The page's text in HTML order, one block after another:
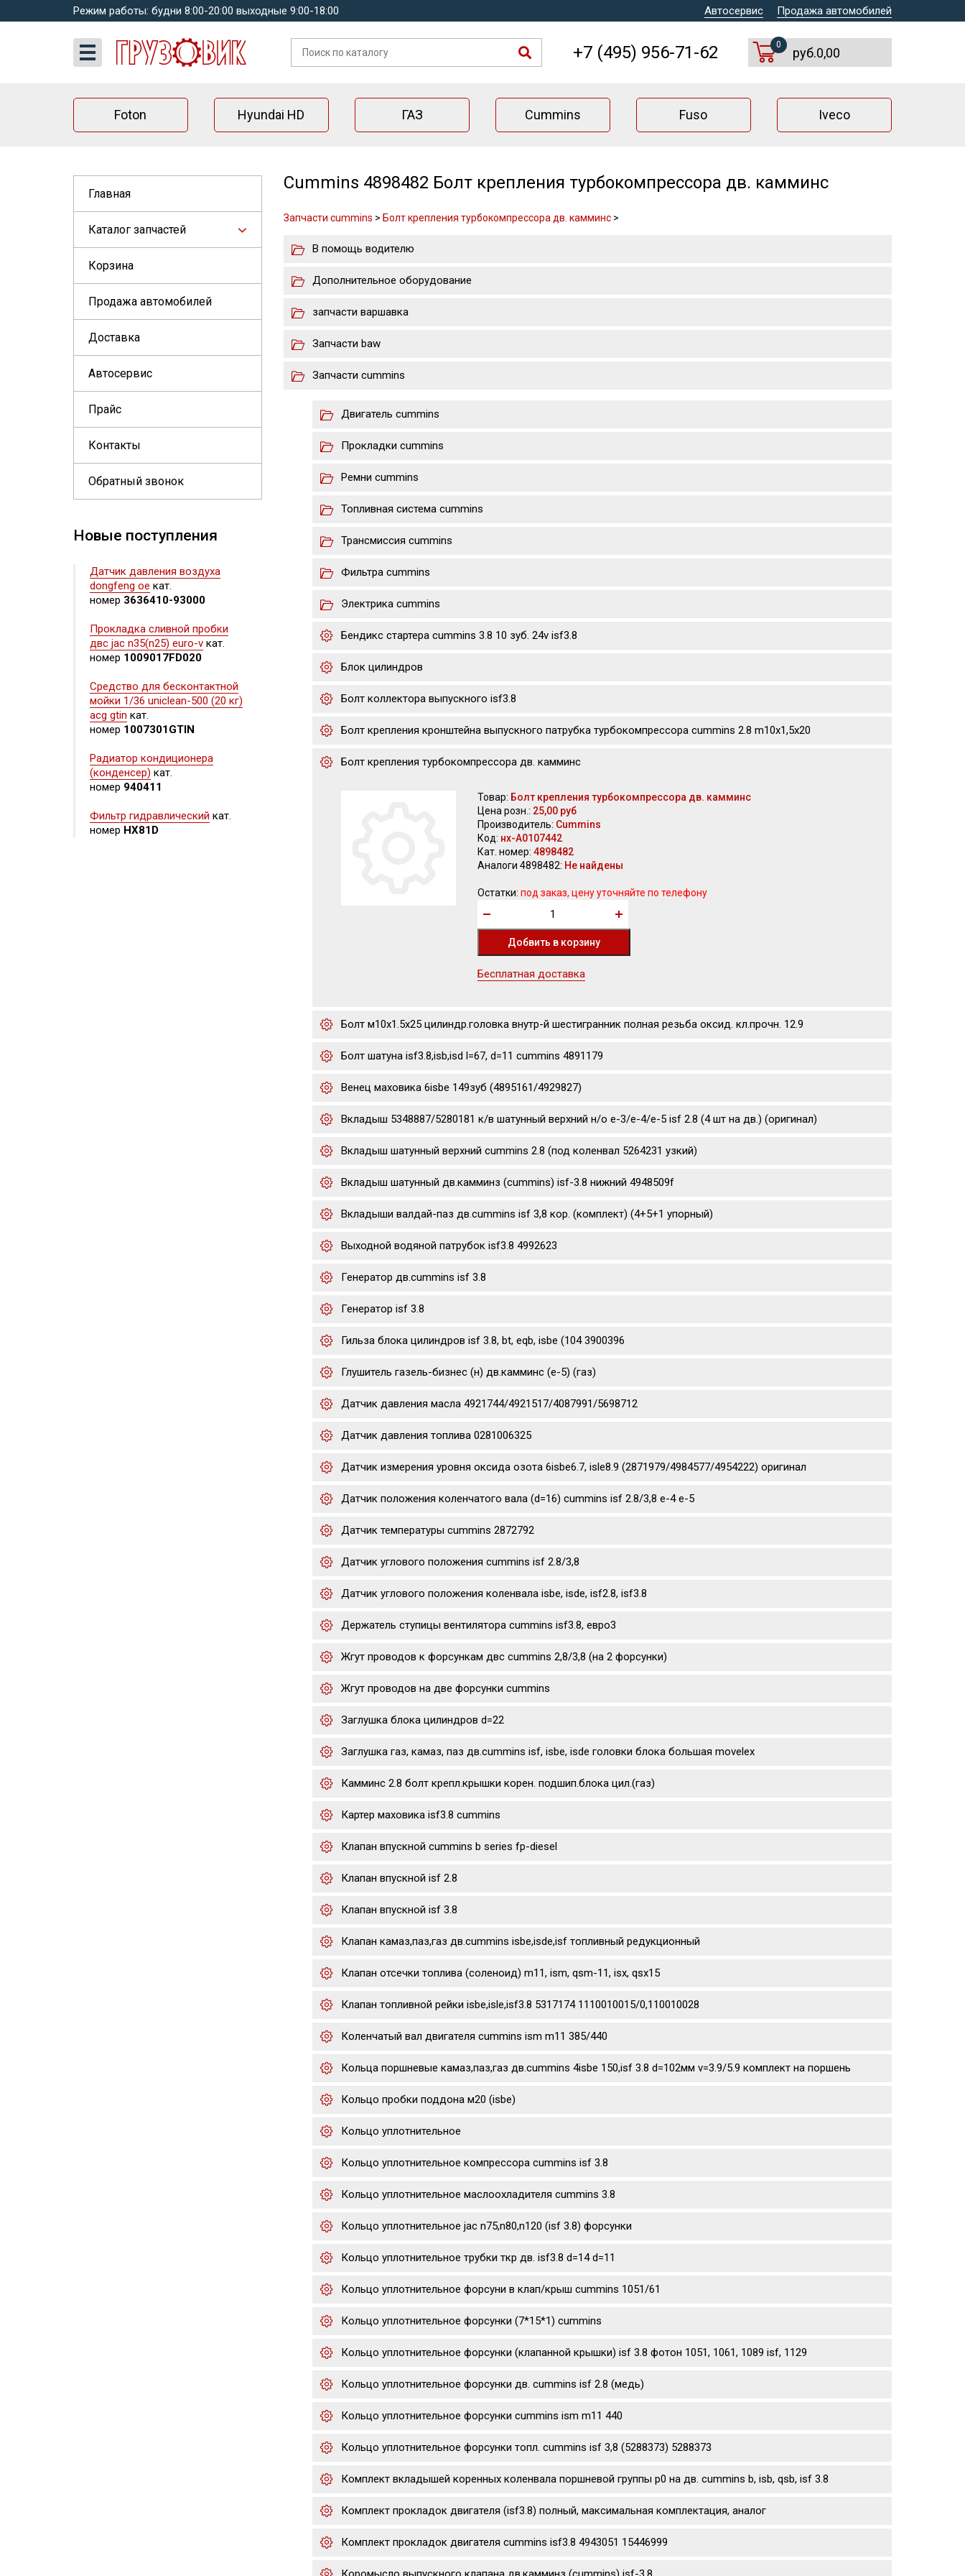
Режим работы: будни 8:00-20:00 выходные 9:00-18:00 Автосервис Продажа автомобилей
+7 (495) 956-71-62 0
руб.0,00
Foton Hyundai HD ГАЗ Cummins Fuso Iveco
Главная
Каталог запчастей
Корзина
Продажа автомобилей
Доставка
Автосервис
Прайс
Контакты
Обратный звонок
Новые поступления
Датчик давления воздуха
dongfeng oe кат.
номер 3636410-93000
Прокладка сливной пробки
двс jac n35(n25) euro-v кат.
номер 1009017FD020
Средство для бесконтактной
мойки 1/36 uniclean-500 (20 кг)
acg gtin кат.
номер 1007301GTIN
Радиатор кондиционера
(конденсер) кат.
номер 940411
Фильтр гидравлический кат.
номер HX81D
Cummins 4898482 Болт крепления турбокомпрессора дв. камминс
Запчасти cummins > Болт крепления турбокомпрессора дв. камминс>
В помощь водителю
Дополнительное оборудование
запчасти варшавка
Запчасти baw
Запчасти cummins
Двигатель cummins
Прокладки cummins
Ремни cummins
Топливная система cummins
Трансмиссия cummins
Фильтра cummins
Электрика cummins
Бендикс стартера cummins 3.8 10 зуб. 24v isf3.8
Блок цилиндров
Болт коллектора выпускного isf3.8
Болт крепления кронштейна выпускного патрубка турбокомпрессора cummins 2.8 m10х1,5х20
Болт крепления турбокомпрессора дв. камминс
Товар: Болт крепления турбокомпрессора дв. камминс
Цена розн.: 25,00 руб
Производитель: Cummins
Код: нх-А0107442
Кат. номер: 4898482
Аналоги 4898482: Не найдены
Остатки: под заказ, цену уточняйте по телефону
Бесплатная доставка
Болт м10х1.5х25 цилиндр.головка внутр-й шестигранник полная резьба оксид. кл.прочн. 12.9
Болт шатуна isf3.8,isb,isd l=67, d=11 cummins 4891179
Венец маховика 6isbe 149зуб (4895161/4929827)
Вкладыш 5348887/5280181 к/в шатунный верхний н/о е-3/е-4/е-5 isf 2.8 (4 шт на дв.) (оригинал)
Вкладыш шатунный верхний cummins 2.8 (под коленвал 5264231 узкий)
Вкладыш шатунный дв.камминз (cummins) isf-3.8 нижний 4948509f
Вкладыши валдай-паз дв.cummins isf 3,8 кор. (комплект) (4+5+1 упорный)
Выходной водяной патрубок isf3.8 4992623
Генератор дв.cummins isf 3.8
Генератор isf 3.8
Гильза блока цилиндров isf 3.8, bt, eqb, isbe (104 3900396
Глушитель газель-бизнес (н) дв.камминс (е-5) (газ)
Датчик давления масла 4921744/4921517/4087991/5698712
Датчик давления топлива 0281006325
Датчик измерения уровня оксида озота 6isbe6.7, isle8.9 (2871979/4984577/4954222) оригинал
Датчик положения коленчатого вала (d=16) cummins isf 2.8/3,8 е-4 е-5
Датчик температуры cummins 2872792
Датчик углового положения cummins isf 2.8/3,8
Датчик углового положения коленвала isbe, isde, isf2.8, isf3.8
Держатель ступицы вентилятора cummins isf3.8, евро3
Жгут проводов к форсункам двс cummins 2,8/3,8 (на 2 форсунки)
Жгут проводов на две форсунки cummins
Заглушка блока цилиндров d=22
Заглушка газ, камаз, паз дв.cummins isf, isbe, isde головки блока большая movelex
Камминс 2.8 болт крепл.крышки корен. подшип.блока цил.(газ)
Картер маховика isf3.8 cummins
Клапан впускной cummins b series fp-diesel
Клапан впускной isf 2.8
Клапан впускной isf 3.8
Клапан камаз,паз,газ дв.cummins isbe,isde,isf топливный редукционный
Клапан отсечки топлива (соленоид) m11, ism, qsm-11, isx, qsx15
Клапан топливной рейки isbe,isle,isf3.8 5317174 1110010015/0,110010028
Коленчатый вал двигателя cummins ism m11 385/440
Кольца поршневые камаз,паз,газ дв.cummins 4isbe 150,isf 3.8 d=102мм v=3.9/5.9 комплект на поршень
Кольцо пробки поддона м20 (isbe)
Кольцо уплотнительное
Кольцо уплотнительное компрессора cummins isf 3.8
Кольцо уплотнительное маслоохладителя cummins 3.8
Кольцо уплотнительное jac n75,n80,n120 (isf 3.8) форсунки
Кольцо уплотнительное трубки ткр дв. isf3.8 d=14 d=11
Кольцо уплотнительное форсуни в клап/крыш cummins 1051/61
Кольцо уплотнительное форсунки (7*15*1) cummins
Кольцо уплотнительное форсунки (клапанной крышки) isf 3.8 фотон 1051, 1061, 1089 isf, 1129
Кольцо уплотнительное форсунки дв. cummins isf 2.8 (медь)
Кольцо уплотнительное форсунки cummins ism m11 440
Кольцо уплотнительное форсунки топл. cummins isf 3,8 (5288373) 5288373
Комплект вкладышей коренных коленвала поршневой группы р0 на дв. cummins b, isb, qsb, isf 3.8
Комплект прокладок двигателя (isf3.8) полный, максимальная комплектация, аналог
Комплект прокладок двигателя cummins isf3.8 4943051 15446999